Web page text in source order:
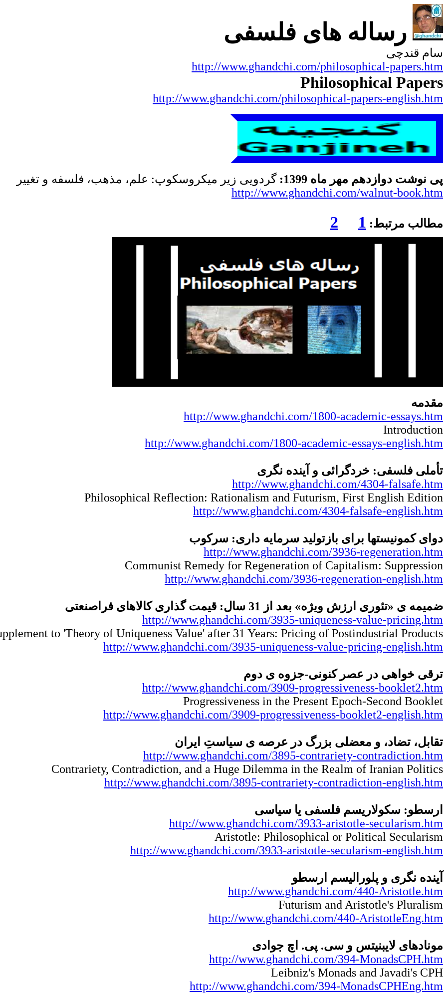
رساله های فلسفی
سام قندچی
http://www.ghandchi.com/philosophical-papers.htm
Philosophical Papers
http://www.ghandchi.com/philosophical-papers-english.htm
پی نوشت دوازدهم مهر ماه 1399:
گردویی زیر میکروسکوپ: علم، مذهب، فلسفه و تغییر
http://www.ghandchi.com/walnut-book.htm
مطالب مرتبط: 1
2
مقدمه
http://www.ghandchi.com/1800-academic-essays.htm
Introduction
http://www.ghandchi.com/1800-academic-essays-english.htm
تأملی فلسفی: خردگرائی و آینده نگری
http://www.ghandchi.com/4304-falsafe.htm
Philosophical Reflection: Rationalism and Futurism, First English Edition
http://www.ghandchi.com/4304-falsafe-english.htm
دوای کمونیستها برای بازتولید سرمایه داری: سرکوب
http://www.ghandchi.com/3936-regeneration.htm
Communist Remedy for Regeneration of Capitalism: Suppression
http://www.ghandchi.com/3936-regeneration-english.htm
ضمیمه ی «تئوری ارزش ویژه» بعد از 31 سال: قیمت گذاری کالاهای فراصنعتی
http://www.ghandchi.com/3935-uniqueness-value-pricing.htm
to 'Theory of Uniqueness Value' after 31 Years: Pricing of Postindustrial Products
http://www.ghandchi.com/3935-uniqueness-value-pricing-english.htm
ترقی خواهی در عصر کنونی-جزوه ی دوم
http://www.ghandchi.com/3909-progressiveness-booklet2.htm
Progressiveness in the Present Epoch-Second Booklet
http://www.ghandchi.com/3909-progressiveness-booklet2-english.htm
تقابل، تضاد، و معضلی بزرگ در عرصه ی سیاستِ ایران
http://www.ghandchi.com/3895-contrariety-contradiction.htm
Contrariety, Contradiction, and a Huge Dilemma in the Realm of Iranian Politics
http://www.ghandchi.com/3895-contrariety-contradiction-english.htm
ارسطو: سکولاریسم فلسفی یا سیاسی
http://www.ghandchi.com/3933-aristotle-secularism.htm
Aristotle: Philosophical or Political Secularism
http://www.ghandchi.com/3933-aristotle-secularism-english.htm
آینده نگری و پلورالیسم ارسطو
http://www.ghandchi.com/440-Aristotle.htm
Futurism and Aristotle's Pluralism
http://www.ghandchi.com/440-AristotleEng.htm
مونادهای لایبنیتس و سی. پی. اچ جوادی
http://www.ghandchi.com/394-MonadsCPH.htm
Leibniz's Monads and Javadi's CPH
http://www.ghandchi.com/394-MonadsCPHEng.htm